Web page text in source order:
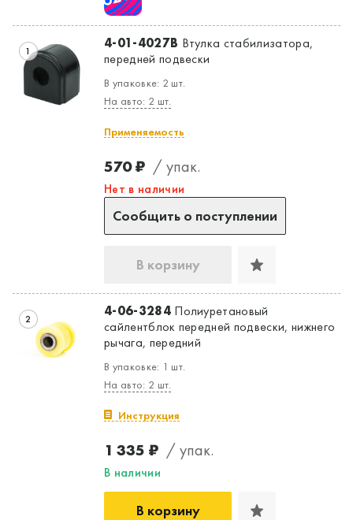
1 4-01-4027B Втулка стабилизатора,
передней подвески
В упаковке: 2 шт.
На авто: 2 шт.
Применяемость
570 ₽ / упак.
Нет в наличии
Сообщить о поступлении
В корзину
2 4-06-3284Полиуретановый
сайлентблок передней подвески, нижнего
рычага, передний
В упаковке: 1 шт.
На авто: 2 шт.
Инструкция
1 335 ₽ / упак.
В наличии
В корзину